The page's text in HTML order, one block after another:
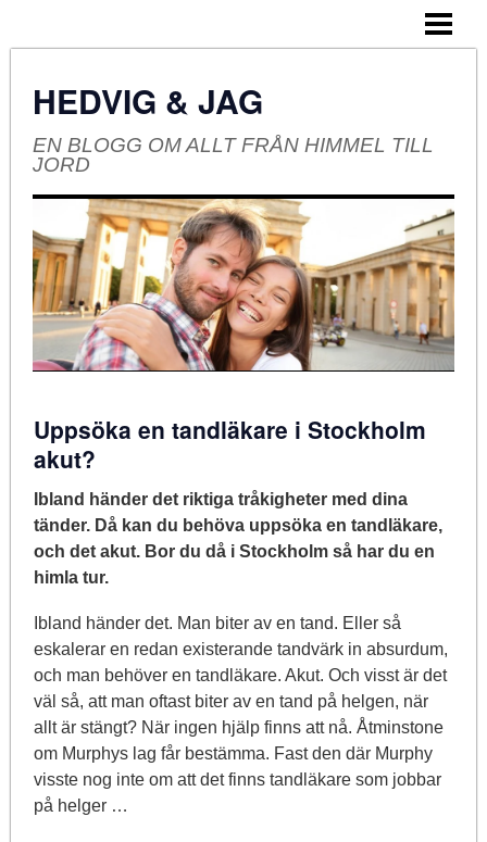
HEDVIG & JAG
EN BLOGG OM ALLT FRÅN HIMMEL TILL
JORD
Uppsöka en tandläkare i Stockholm
akut?
Ibland händer det riktiga tråkigheter med dina
tänder. Då kan du behöva uppsöka en tandläkare,
och det akut. Bor du då i Stockholm så har du en
himla tur.
Ibland händer det. Man biter av en tand. Eller så
eskalerar en redan existerande tandvärk in absurdum,
och man behöver en tandläkare. Akut. Och visst är det
väl så, att man oftast biter av en tand på helgen, när
allt är stängt? När ingen hjälp finns att nå. Åtminstone
om Murphys lag får bestämma. Fast den där Murphy
visste nog inte om att det finns tandläkare som jobbar
på helger …